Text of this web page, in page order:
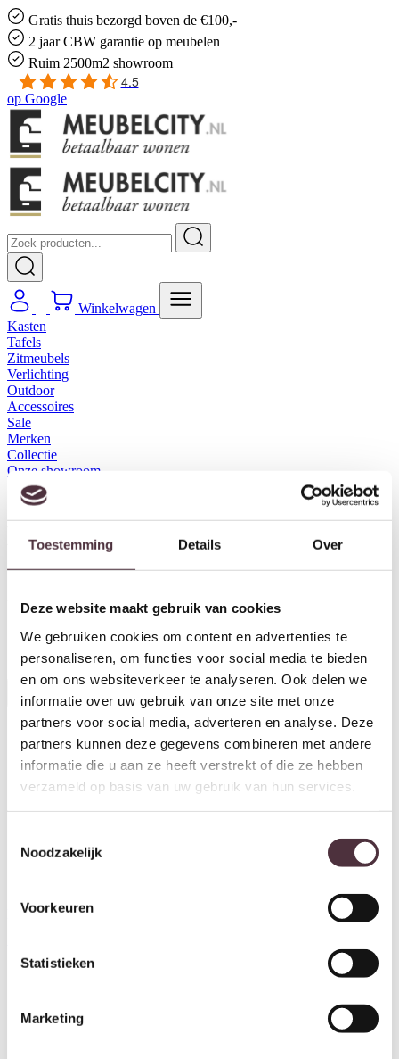
Toestemming Details Over
Deze website maakt gebruik van cookies
We gebruiken cookies om content en advertenties te
personaliseren, om functies voor social media te bieden
en om ons websiteverkeer te analyseren. Ook delen we
informatie over uw gebruik van onze site met onze
partners voor social media, adverteren en analyse. Deze
partners kunnen deze gegevens combineren met andere
informatie die u aan ze heeft verstrekt of die ze hebben
verzameld op basis van uw gebruik van hun services.
Noodzakelijk
Voorkeuren
Statistieken
Marketing
Gratis thuis bezorgd boven de €100,-
2 jaar CBW garantie op meubelen
Ruim 2500m2 showroom
4.5
op Google
Winkelwagen
Kasten
Tafels
Zitmeubels
Verlichting
Outdoor
Accessoires
Sale
Merken
Collectie
Onze showroom
Eiken nachtkastjes
Eiken nachtkastjes
Herstel filters
Alle filters
Eleonora nachtkastje Sky
Eleonora nachtkastje Sky